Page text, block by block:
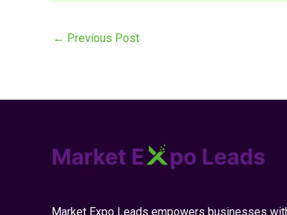
← Previous Post
Market Expo Leads empowers businesses